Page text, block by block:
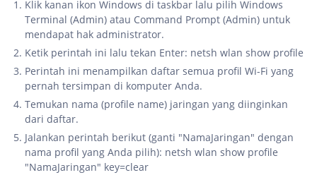
Klik kanan ikon Windows di taskbar lalu pilih Windows
Terminal (Admin) atau Command Prompt (Admin) untuk
mendapat hak administrator.
Ketik perintah ini lalu tekan Enter: netsh wlan show profile
Perintah ini menampilkan daftar semua profil Wi-Fi yang
pernah tersimpan di komputer Anda.
Temukan nama (profile name) jaringan yang diinginkan
dari daftar.
Jalankan perintah berikut (ganti "NamaJaringan" dengan
nama profil yang Anda pilih): netsh wlan show profile
"NamaJaringan" key=clear